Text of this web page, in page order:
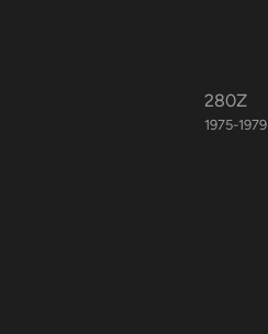
280Z
1975-1979